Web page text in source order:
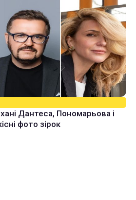
Дантеса, Пономарьова і
фото зірок